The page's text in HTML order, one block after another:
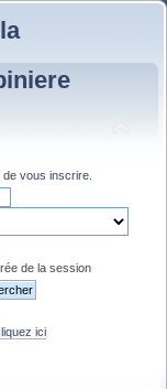
de vous inscrire
de la session
ici